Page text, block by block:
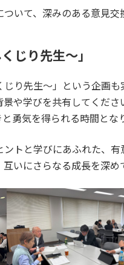
いて、深みのある意見交
じり先生〜」
り先生〜」という企画
や学びを共有してくだ
勇気を得られる時間とな
トと学びにあふれた、
いにさらなる成長を深め